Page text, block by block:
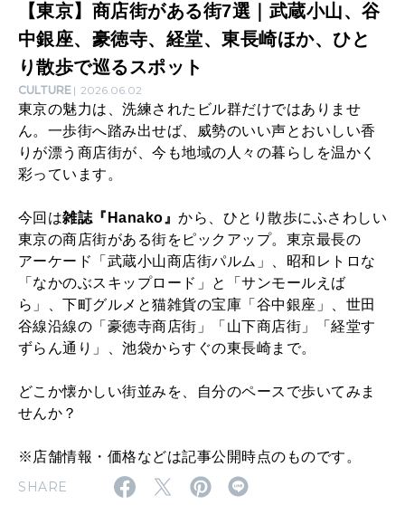
選
｜
武
蔵
小
山
、
谷
中
銀
座
、
豪
徳
寺
、
【東京】商店街がある街7選｜武蔵小山、谷
中銀座、豪徳寺、経堂、東長崎ほか、ひと
り散歩で巡るスポット
CULTURE 2026.06.02
東京の魅力は、洗練されたビル群だけではありませ
ん。一歩街へ踏み出せば、威勢のいい声とおいしい香
りが漂う商店街が、今も地域の人々の暮らしを温かく
彩っています。
今回は雑誌『Hanako』から、ひとり散歩にふさわしい
東京の商店街がある街をピックアップ。東京最長の
アーケード「武蔵小山商店街パルム」、昭和レトロな
「なかのぶスキップロード」と「サンモールえば
ら」、下町グルメと猫雑貨の宝庫「谷中銀座」、世田
谷線沿線の「豪徳寺商店街」「山下商店街」「経堂す
ずらん通り」、池袋からすぐの東長崎まで。
どこか懐かしい街並みを、自分のペースで歩いてみま
せんか？
※店舗情報・価格などは記事公開時点のものです。
SHARE